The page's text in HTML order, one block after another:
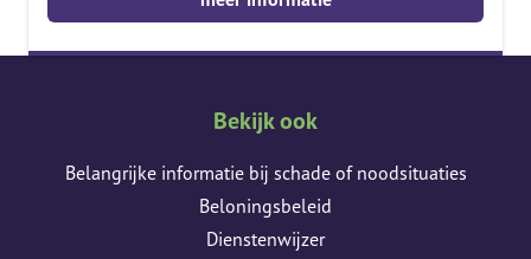
Bekijk ook
Belangrijke informatie bij schade of noodsituaties
Beloningsbeleid
Dienstenwijzer